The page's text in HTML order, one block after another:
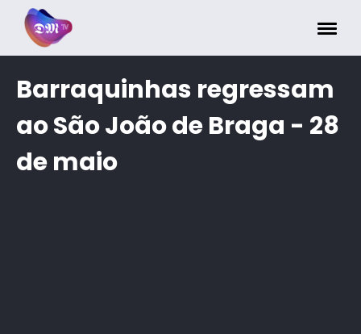
Barraquinhas regressam
ao São João de Braga - 28
de maio
Painel de Gerenciamento de Cookies